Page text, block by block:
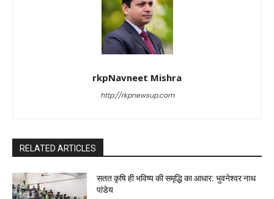
rkpNavneet Mishra
http://rkpnewsup.com
RELATED ARTICLES
सतत कृषि ही भविष्य की समृद्धि का आधार: भुवनेश्वर नाथ
पांडेय